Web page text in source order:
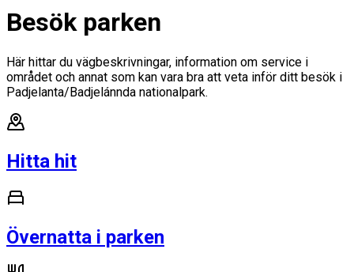
Besök parken
Här hittar du vägbeskrivningar, information om service i
området och annat som kan vara bra att veta inför ditt besök i
Padjelanta/Badjelánnda nationalpark.
Hitta hit
Övernatta i parken